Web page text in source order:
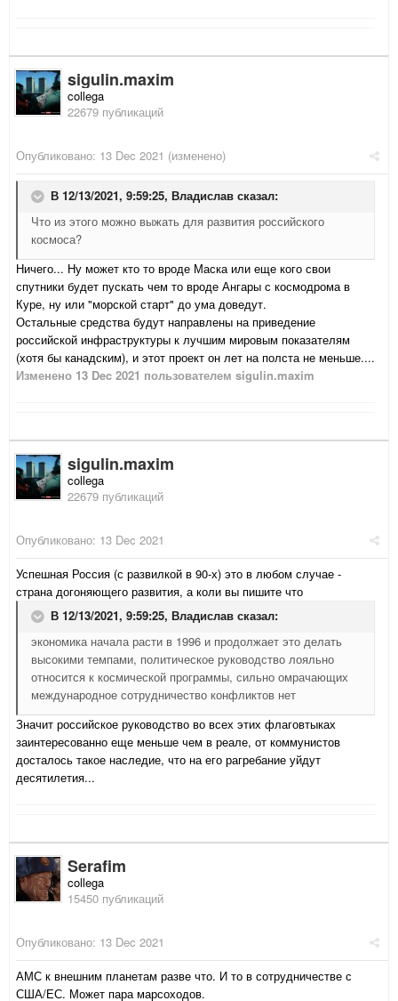
sigulin.maxim
collega
22679 публикаций
Опубликовано: 13 Dec 2021 (изменено)
В 12/13/2021, 9:59:25, Владислав сказал:
Что из этого можно выжать для развития российского
космоса?
Ничего... Ну может кто то вроде Маска или еще кого свои
спутники будет пускать чем то вроде Ангары с космодрома в
Куре, ну или "морской старт" до ума доведут.
Остальные средства будут направлены на приведение
российской инфраструктуры к лучшим мировым показателям
(хотя бы канадским), и этот проект он лет на полста не меньше....
Изменено 13 Dec 2021 пользователем sigulin.maxim
sigulin.maxim
collega
22679 публикаций
Опубликовано: 13 Dec 2021
Успешная Россия (с развилкой в 90-х) это в любом случае -
страна догоняющего развития, а коли вы пишите что
В 12/13/2021, 9:59:25, Владислав сказал:
экономика начала расти в 1996 и продолжает это делать
высокими темпами, политическое руководство лояльно
относится к космической программы, сильно омрачающих
международное сотрудничество конфликтов нет
Значит российское руководство во всех этих флаговтыках
заинтересованно еще меньше чем в реале, от коммунистов
досталось такое наследие, что на его рагребание уйдут
десятилетия...
Serafim
collega
15450 публикаций
Опубликовано: 13 Dec 2021
АМС к внешним планетам разве что. И то в сотрудничестве с
США/ЕС. Может пара марсоходов.